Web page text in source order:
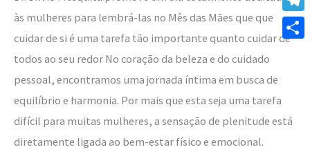
às mulheres para lembrá-las no Mês das Mães que que
cuidar de si é uma tarefa tão importante quanto cuidar de
todos ao seu redor No coração da beleza e do cuidado
pessoal, encontramos uma jornada íntima em busca de
equilíbrio e harmonia. Por mais que esta seja uma tarefa
difícil para muitas mulheres, a sensação de plenitude está
diretamente ligada ao bem-estar físico e emocional.
e
bem-
estar